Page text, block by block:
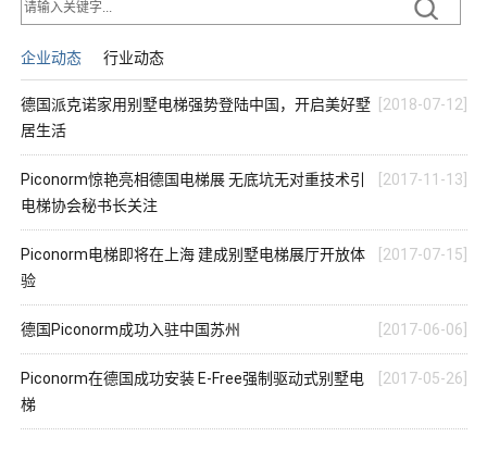
企业动态 行业动态
[2018-07-12]
德国派克诺家用别墅电梯强势登陆中国，开启美好墅
居生活
[2017-11-13]
Piconorm惊艳亮相德国电梯展 无底坑无对重技术引
电梯协会秘书长关注
[2017-07-15]
Piconorm电梯即将在上海 建成别墅电梯展厅开放体
验
[2017-06-06]
德国Piconorm成功入驻中国苏州
[2017-05-26]
Piconorm在德国成功安装 E-Free强制驱动式别墅电
梯